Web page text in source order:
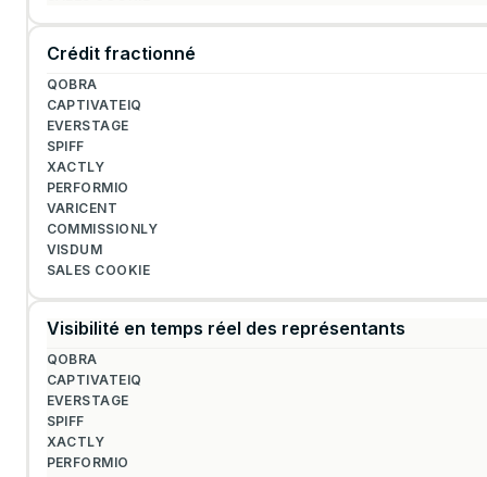
Crédit fractionné
Visibilité en temps réel des représentants